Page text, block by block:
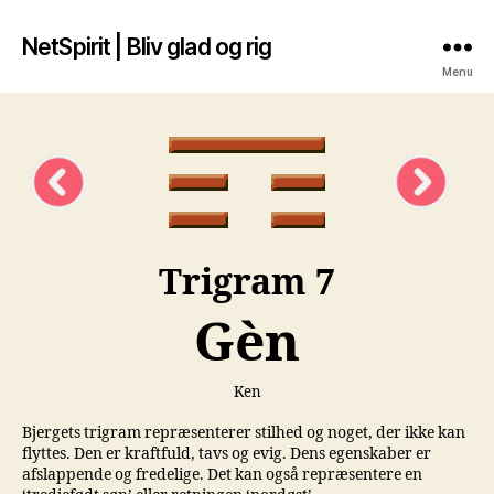
NetSpirit | Bliv glad og rig
Menu
Trigram 7
Gèn
Ken
Bjergets trigram repræsenterer stilhed og noget, der ikke kan
flyttes. Den er kraftfuld, tavs og evig. Dens egenskaber er
afslappende og fredelige. Det kan også repræsentere en